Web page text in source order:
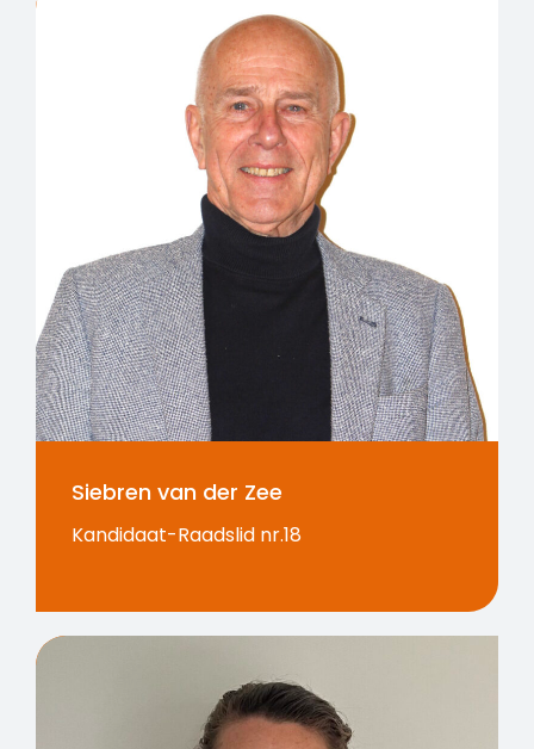
Siebren van der Zee
Kandidaat-Raadslid nr.18